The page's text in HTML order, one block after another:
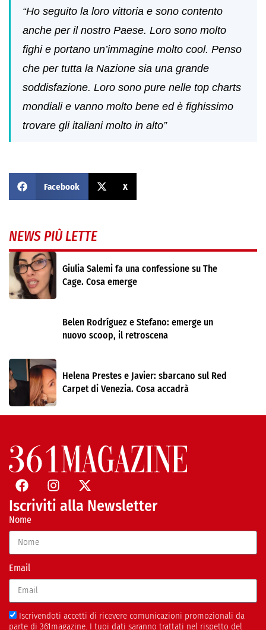
“Ho seguito la loro vittoria e sono contento
anche per il nostro Paese. Loro sono molto
fighi e portano un’immagine molto cool. Penso
che per tutta la Nazione sia una grande
soddisfazione. Loro sono pure nelle top charts
mondiali e vanno molto bene ed è fighissimo
trovare gli italiani molto in alto”
Facebook X
NEWS PIÙ LETTE
Giulia Salemi fa una confessione su The
Cage. Cosa emerge
Belen Rodríguez e Stefano: emerge un
nuovo scoop, il retroscena
Helena Prestes e Javier: sbarcano sul Red
Carpet di Venezia. Cosa accadrà
Iscriviti alla Newsletter
Nome
Email
Iscrivendoti accetti di ricevere comunicazioni promozionali da
parte di 361magazine. I tuoi dati saranno trattati nel rispetto del